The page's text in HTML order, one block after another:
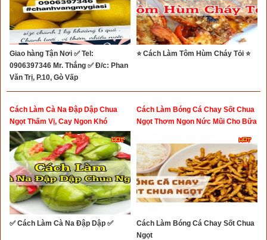
Giao hàng Tận Nơi ✅ Tel:
0906397346 Mr. Thắng ✅ Đ/c: Phan
Văn Trị, P.10, Gò Vấp
⭐ Cách Làm Tôm Hùm Cháy Tỏi ⭐
Cách Làm Cà Na Đập Dập Chua
Ngọt Thấm Vị, Cay Ngon Khó
Cưỡng ✅
✅ Cách Làm Cà Na Đập Dập ✅
Cách Làm Bóng Cá Chay Sốt Chua
Ngọt Thơm Ngon Nức Mũi Cho Bữa
Cách Làm Bóng Cá Chay Sốt Chua
Ngọt